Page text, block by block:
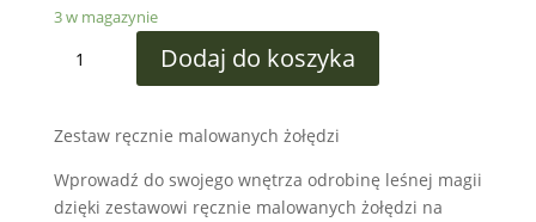
3 w magazynie
Ozdoby
-
żołędzie
niebieskie
Dodaj do koszyka
Zestaw ręcznie malowanych żołędzi
Wprowadź do swojego wnętrza odrobinę leśnej magii
dzięki zestawowi ręcznie malowanych żołędzi na